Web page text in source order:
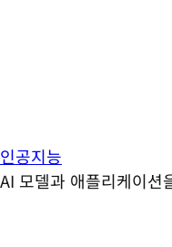
인공지능
AI 모델과 애플리케이션